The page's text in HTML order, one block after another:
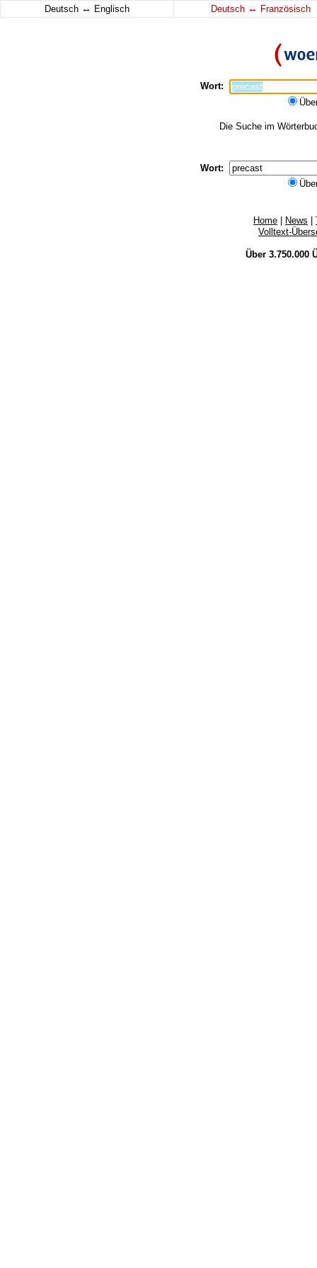
Deutsch ↔ Englisch Deutsch ↔ Französisch
Wort:
Die Suche im
Wort:
Home News
Volltext-
Über 3.750.000